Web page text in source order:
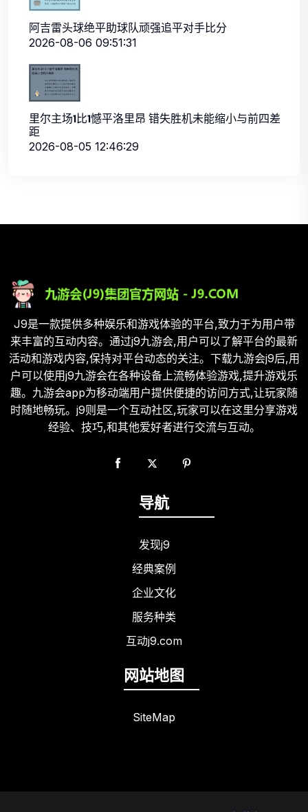
阿吉雷头球绝平助球队顽强追平对手比分
2026-08-06 09:51:31
里尔主场1比1憾平洛里昂 错失胜机未能缩小与前四差
距
2026-08-05 12:46:29
J9是一款提供多种娱乐和游戏体验的平台,致力于为用户带
来丰富的互动内容。通过j9九游会,用户可以了解平台的最新
活动和游戏内容,保持对平台动态的关注。下载九游会j9后,用
户可以使用j9九游会在各种设备上流畅体验游戏,提升游戏乐
趣。九游会app为移动端用户提供便捷的访问方式,让玩家随
时随地畅玩。j9则是一个互动社区,玩家可以在这里分享游戏
经验、技巧,和其他爱好者进行交流与互动。
导航
发现j9
经典案例
企业文化
服务种类
互动j9.com
网站地图
SiteMap